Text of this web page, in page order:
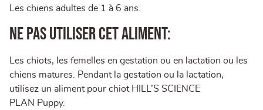
Les chiens adultes de 1 à 6 ans.
Ne pas utiliser cet aliment:
Les chiots, les femelles en gestation ou en lactation ou les
chiens matures. Pendant la gestation ou la lactation,
utilisez un aliment pour chiot HILL’S SCIENCE
PLAN Puppy.